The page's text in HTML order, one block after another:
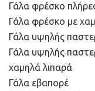
Γάλα φρέσκο
Γάλα φρέσκο με
Γάλα υψηλής
Γάλα υψηλής
χαμηλά λιπαρά
Γάλα εβαπορέ